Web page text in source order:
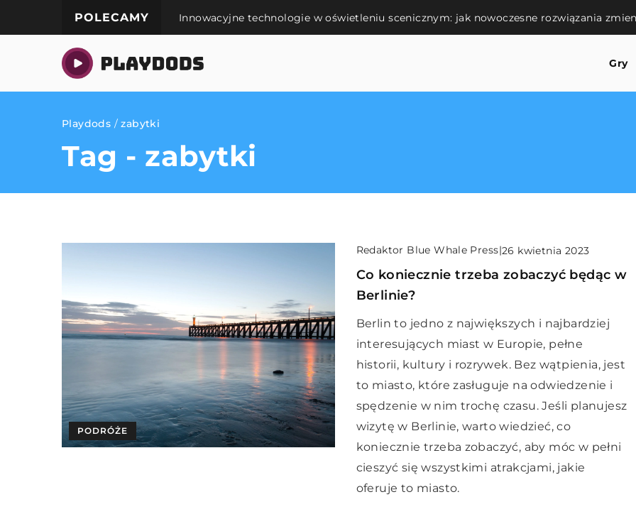
POLECAMY Innowacyjne technologie w oświetleniu scenicznym: jak nowoczesne rozwiązania
Gry
Playdods /zabytki
Tag - zabytki
PODRÓŻE
Redaktor Blue Whale Press|26 kwietnia 2023
Co koniecznie trzeba zobaczyć będąc w
Berlinie?
Berlin to jedno z największych i najbardziej
interesujących miast w Europie, pełne
historii, kultury i rozrywek. Bez wątpienia, jest
to miasto, które zasługuje na odwiedzenie i
spędzenie w nim trochę czasu. Jeśli planujesz
wizytę w Berlinie, warto wiedzieć, co
koniecznie trzeba zobaczyć, aby móc w pełni
cieszyć się wszystkimi atrakcjami, jakie
oferuje to miasto.